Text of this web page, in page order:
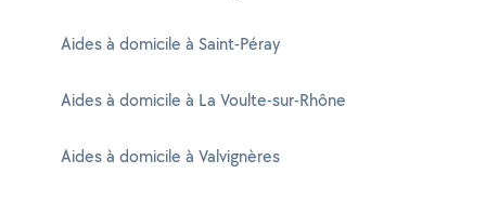
Aides à domicile à Saint-Péray
Aides à domicile à La Voulte-sur-Rhône
Aides à domicile à Valvignères